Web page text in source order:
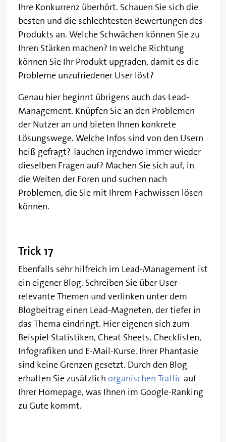
Ihre Konkurrenz überhört. Schauen Sie sich die
besten und die schlechtesten Bewertungen des
Produkts an. Welche Schwächen können Sie zu
Ihren Stärken machen? In welche Richtung
können Sie Ihr Produkt upgraden, damit es die
Probleme unzufriedener User löst?
Genau hier beginnt übrigens auch das Lead-
Management. Knüpfen Sie an den Problemen
der Nutzer an und bieten Ihnen konkrete
Lösungswege. Welche Infos sind von den Usern
heiß gefragt? Tauchen irgendwo immer wieder
dieselben Fragen auf? Machen Sie sich auf, in
die Weiten der Foren und suchen nach
Problemen, die Sie mit Ihrem Fachwissen lösen
können.
Trick 17
Ebenfalls sehr hilfreich im Lead-Management ist
ein eigener Blog. Schreiben Sie über User-
relevante Themen und verlinken unter dem
Blogbeitrag einen Lead-Magneten, der tiefer in
das Thema eindringt. Hier eigenen sich zum
Beispiel Statistiken, Cheat Sheets, Checklisten,
Infografiken und E-Mail-Kurse. Ihrer Phantasie
sind keine Grenzen gesetzt. Durch den Blog
erhalten Sie zusätzlich organischen Traffic auf
Ihrer Homepage, was Ihnen im Google-Ranking
zu Gute kommt.